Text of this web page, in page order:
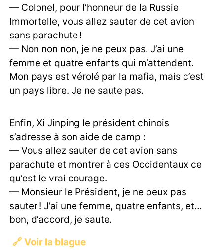
— Colonel, pour l’honneur de la Russie
Immortelle, vous allez sauter de cet avion
sans parachute !
— Non non non, je ne peux pas. J’ai une
femme et quatre enfants qui m’attendent.
Mon pays est vérolé par la mafia, mais c’est
un pays libre. Je ne saute pas.
Enfin, Xi Jinping le président chinois
s’adresse à son aide de camp :
— Vous allez sauter de cet avion sans
parachute et montrer à ces Occidentaux ce
qu’est le vrai courage.
— Monsieur le Président, je ne peux pas
sauter ! J’ai une femme, quatre enfants, et…
bon, d’accord, je saute.
🔗 Voir la blague